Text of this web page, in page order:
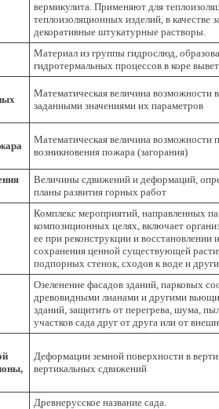
вермикулита. Применяют для
теплоизоляционных изделий, в качестве
декоративные штукатурные растворы.
Материал из группы гидрослюд,
гидротермальных процессов в коре
Математическая величина возможности
заданными значениями их параметров
Математическая величина
возникновения пожара (загорания)
Величины сдвижений и деформаций,
планы развития горных работ
Комплекс мероприятий, направленных
композиционных целях, включает
ее при реконструкции и
сохранения ценной существующей
подпорных стенок, сходов к воде и
Озеленение фасадов зданий, парковых
древовидными лианами и другими
зданий, защитить от перегрева, шума,
участков сада друг от друга или от
Деформации земной поверхности в
вертикальных сдвижений
Древнерусское название сада.